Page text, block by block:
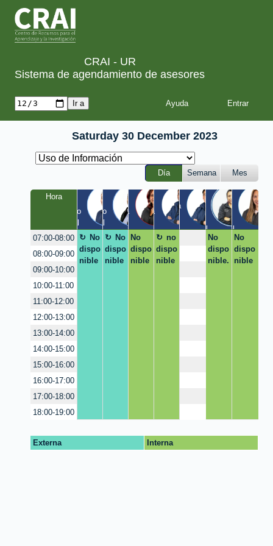
CRAI - UR
Sistema de agendamiento de asesores
Ayuda
Saturday 30 December 2023
Día Semana Mes
Hora
Juan
Claustro
/ Virtual
Rene
Claustro
/ Virtual
Quinta
Virtual
tian
Quinta
Virtual
Luis
Quinta
Virtual
Joha
nna
EIC /
Virtual
San
dra
FCI /
Virtual
07:00-08:00
No
dispo
nible
No
dispo
nible
No
dispo
nible
no
dispo
nible
No
dispo
nible.
No
dispo
nible
08:00-09:00
09:00-10:00
10:00-11:00
11:00-12:00
12:00-13:00
13:00-14:00
14:00-15:00
15:00-16:00
16:00-17:00
17:00-18:00
18:00-19:00
Externa Interna